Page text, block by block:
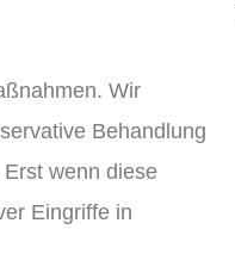
Wir
Behandlung
wenn diese
Eingriffe in